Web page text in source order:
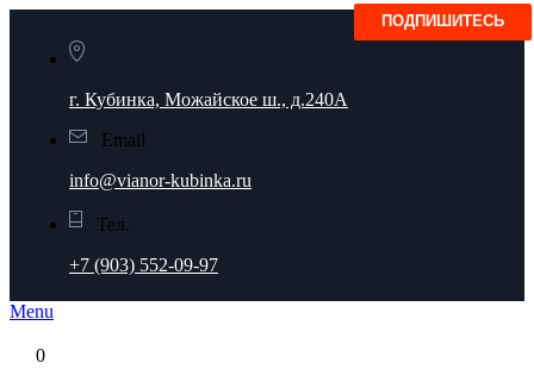
г. Кубинка, Можайское ш., д.240А
Email
info@vianor-kubinka.ru
Тел.
+7 (903) 552-09-97
Menu
0